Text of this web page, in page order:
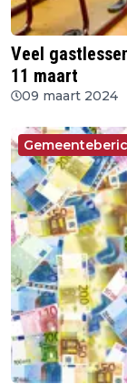
Veel
11 maart
09 maart 2024